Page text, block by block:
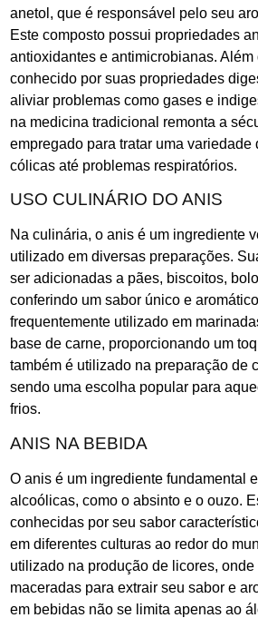
anetol, que é responsável pelo seu
Este composto possui propriedades
antioxidantes e antimicrobianas. Além
conhecido por suas propriedades
aliviar problemas como gases e
na medicina tradicional remonta a
empregado para tratar uma variedade
cólicas até problemas respiratórios.
USO CULINÁRIO DO ANIS
Na culinária, o anis é um ingrediente
utilizado em diversas preparações.
ser adicionadas a pães, biscoitos,
conferindo um sabor único e
frequentemente utilizado em
base de carne, proporcionando um
também é utilizado na preparação de
sendo uma escolha popular para
frios.
ANIS NA BEBIDA
O anis é um ingrediente fundamental
alcoólicas, como o absinto e o ouzo.
conhecidas por seu sabor
em diferentes culturas ao redor do
utilizado na produção de licores,
maceradas para extrair seu sabor e
em bebidas não se limita apenas ao